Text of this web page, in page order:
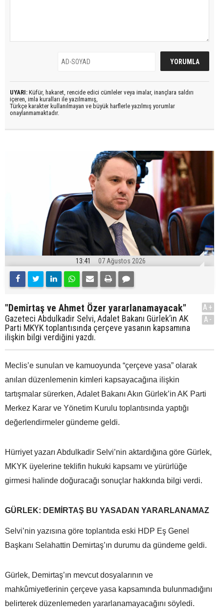
UYARI: Küfür, hakaret, rencide edici cümleler veya imalar, inançlara saldırı
içeren, imla kuralları ile yazılmamış,
Türkçe karakter kullanılmayan ve büyük harflerle yazılmış yorumlar
onaylanmamaktadır.
13:41 07 Ağustos 2026
"Demirtaş ve Ahmet Özer yararlanamayacak"
Gazeteci Abdulkadir Selvi, Adalet Bakanı Gürlek’in AK
Parti MKYK toplantısında çerçeve yasanın kapsamına
ilişkin bilgi verdiğini yazdı.
A+
A-
Meclis’e sunulan ve kamuoyunda “çerçeve yasa” olarak
anılan düzenlemenin kimleri kapsayacağına ilişkin
tartışmalar sürerken, Adalet Bakanı Akın Gürlek’in AK Parti
Merkez Karar ve Yönetim Kurulu toplantısında yaptığı
değerlendirmeler gündeme geldi.
Hürriyet yazarı Abdulkadir Selvi’nin aktardığına göre Gürlek,
MKYK üyelerine teklifin hukuki kapsamı ve yürürlüğe
girmesi halinde doğuracağı sonuçlar hakkında bilgi verdi.
GÜRLEK: DEMİRTAŞ BU YASADAN YARARLANAMAZ
Selvi’nin yazısına göre toplantıda eski HDP Eş Genel
Başkanı Selahattin Demirtaş’ın durumu da gündeme geldi.
Gürlek, Demirtaş’ın mevcut dosyalarının ve
mahkûmiyetlerinin çerçeve yasa kapsamında bulunmadığını
belirterek düzenlemeden yararlanamayacağını söyledi.